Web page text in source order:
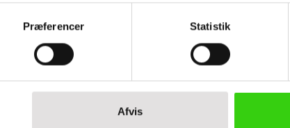
Præferencer Statistik
Afvis